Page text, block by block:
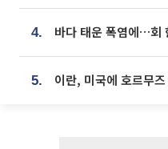
4. 바다 태운 폭염에…회
5.